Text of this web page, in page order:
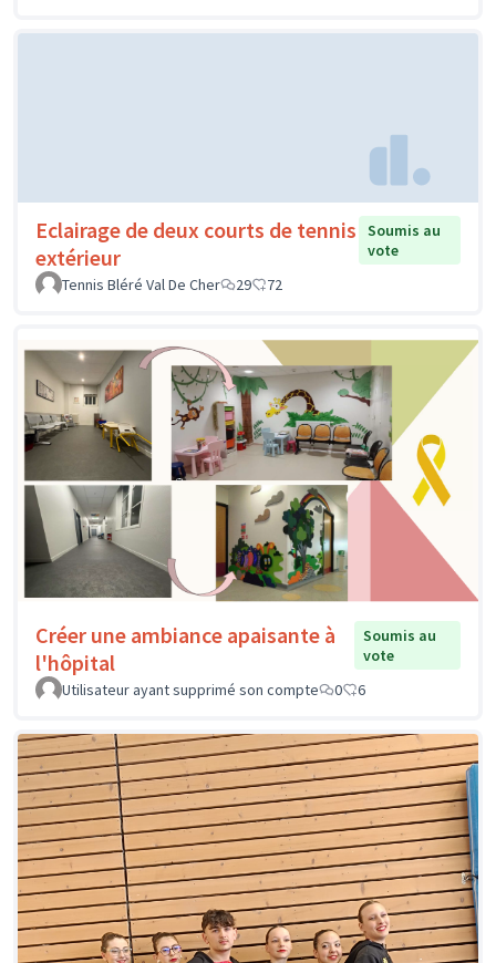
Eclairage de deux courts de tennis
extérieur
Soumis au
vote
Tennis Bléré Val De Cher
29 72
Créer une ambiance apaisante à
l'hôpital
Soumis au
vote
Utilisateur ayant supprimé son compte
0 6